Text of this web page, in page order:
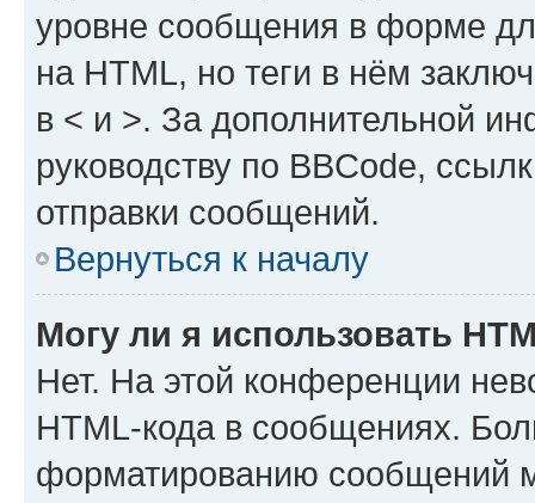
уровне сообщения в форме
на HTML, но теги в нём
в < и >. За дополнительной
руководству по BBCode,
отправки сообщений.
Вернуться к началу
Могу ли я использовать
Нет. На этой конференции
HTML-кода в сообщениях.
форматированию сообщений